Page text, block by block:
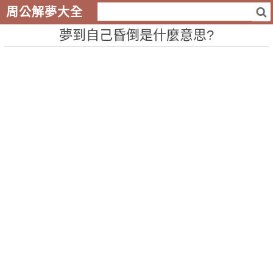
周公解夢大全
夢到自己昏倒是什麼意思?